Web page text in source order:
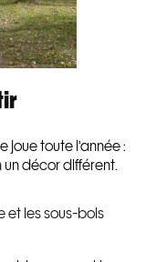
joue toute l’année :
décor différent.
et les sous-bois